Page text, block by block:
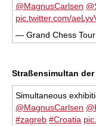
@MagnusCarlsen
pic.twitter.com/
— Grand Chess
Straßensimultan
Simultaneous
@MagnusCarlsen
#zagreb #Croatia